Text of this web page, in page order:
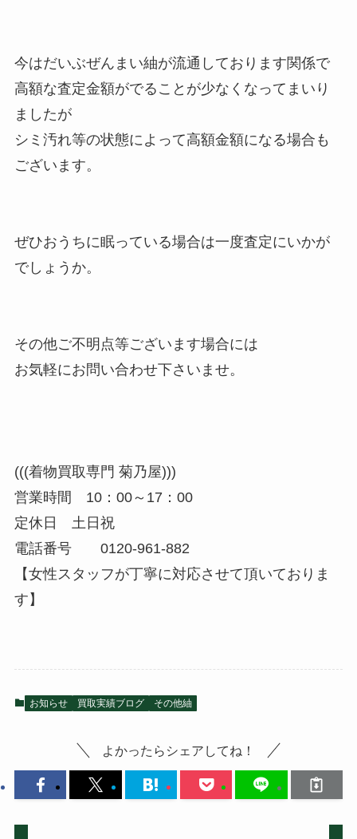
今はだいぶぜんまい紬が流通しております関係で
高額な査定金額がでることが少なくなってまいり
ましたが
シミ汚れ等の状態によって高額金額になる場合も
ございます。
ぜひおうちに眠っている場合は一度査定にいかが
でしょうか。
その他ご不明点等ございます場合には
お気軽にお問い合わせ下さいませ。
(((着物買取専門 菊乃屋)))
営業時間 10：00～17：00
定休日 土日祝
電話番号 0120-961-882
【女性スタッフが丁寧に対応させて頂いておりま
す】
お知らせ 買取実績ブログ その他紬
よかったらシェアしてね！